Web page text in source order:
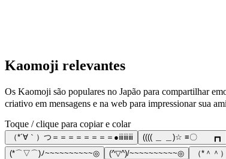
Kaomoji relevantes
Os Kaomoji são populares no Japão para compartilhar
criativo em mensagens e na web para impressionar sua
Toque / clique para copiar e colar
（*´∀｀）つ＝＝＝＝＝＝＝＝●ⅲⅲⅲ (((( ＿ ＿)☆ ≡〇 ┏┓
(*⌒▽⌒)ﾉ~~~~~~~~~~◎
(^▽^)/~~~~~~~~~~◎ （*＾